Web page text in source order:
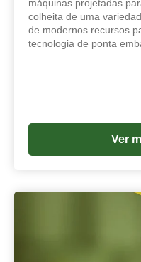
máquinas projetadas
colheita de uma
de modernos recursos
tecnologia de ponta
Ver